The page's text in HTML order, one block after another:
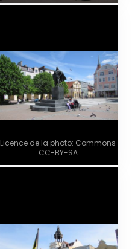
Licence de la photo: Commons
CC-BY-SA